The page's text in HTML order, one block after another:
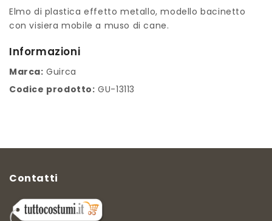
Elmo di plastica effetto metallo, modello bacinetto
con visiera mobile a muso di cane.
Informazioni
Marca: Guirca
Codice prodotto: GU-13113
Contatti